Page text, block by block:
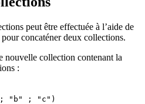
peut être effectuée à l’aide de
pour concaténer deux collections.
nouvelle collection contenant la
:
"b" ; "c")